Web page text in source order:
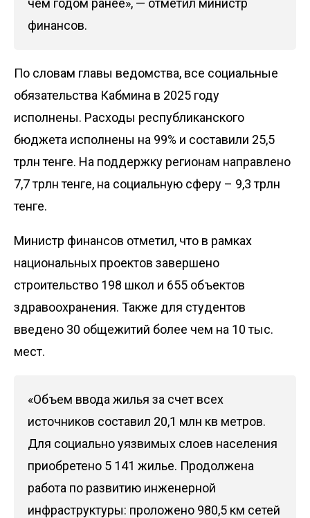
чем годом ранее», — отметил министр
финансов.
По словам главы ведомства, все социальные
обязательства Кабмина в 2025 году
исполнены. Расходы республиканского
бюджета исполнены на 99% и составили 25,5
трлн тенге. На поддержку регионам направлено
7,7 трлн тенге, на социальную сферу – 9,3 трлн
тенге.
Министр финансов отметил, что в рамках
национальных проектов завершено
строительство 198 школ и 655 объектов
здравоохранения. Также для студентов
введено 30 общежитий более чем на 10 тыс.
мест.
«Объем ввода жилья за счет всех
источников составил 20,1 млн кв метров.
Для социально уязвимых слоев населения
приобретено 5 141 жилье. Продолжена
работа по развитию инженерной
инфраструктуры: проложено 980,5 км сетей